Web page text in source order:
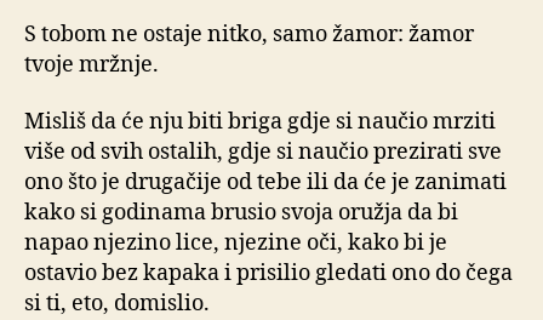
S tobom ne ostaje nitko, samo žamor: žamor
tvoje mržnje.
Misliš da će nju biti briga gdje si naučio mrziti
više od svih ostalih, gdje si naučio prezirati sve
ono što je drugačije od tebe ili da će je zanimati
kako si godinama brusio svoja oružja da bi
napao njezino lice, njezine oči, kako bi je
ostavio bez kapaka i prisilio gledati ono do čega
si ti, eto, domislio.